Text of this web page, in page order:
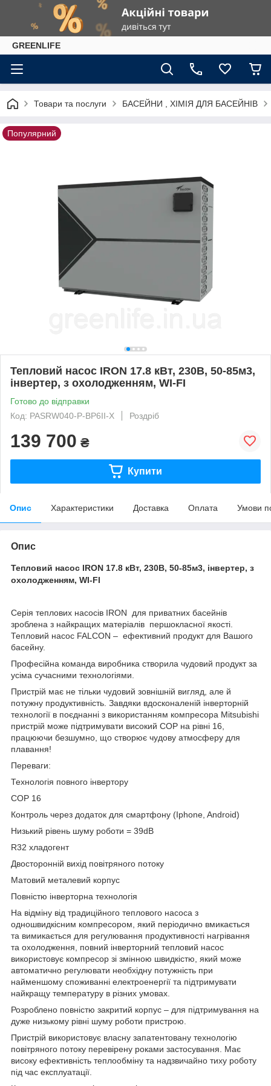
GREENLIFE
Товари та послуги БАСЕЙНИ , ХІМІЯ ДЛЯ БАСЕЙНІВ
Популярний
Тепловий насос IRON 17.8 кВт, 230В, 50-85м3,
інвертер, з охолодженням, WI-FI
Готово до відправки
Код: PASRW040-P-BP6II-X
Роздріб
139 700 ₴
Купити
Опис Характеристики Доставка Оплата Умови
Опис
Тепловий насос IRON 17.8 кВт, 230В, 50-85м3, інвертер, з
охолодженням, WI-FI
Серія теплових насосів IRON для приватних басейнів
зроблена з найкращих матеріалів першокласної якості.
Тепловий насос FALCON – ефективний продукт для Вашого
басейну.
Професійна команда виробника створила чудовий продукт за
усіма сучасними технологіями.
Пристрій має не тільки чудовий зовнішній вигляд, але й
потужну продуктивність. Завдяки вдосконаленій інверторній
технології в поєднанні з використанням компресора Mitsubishi
пристрій може підтримувати високий COP на рівні 16,
працюючи безшумно, що створює чудову атмосферу для
плавання!
Переваги:
Технологія повного інвертору
COP 16
Контроль через додаток для смартфону (Iphone, Android)
Низький рівень шуму роботи = 39dB
R32 хладогент
Двосторонній вихід повітряного потоку
Матовий металевий корпус
Повністю інверторна технологія
На відміну від традиційного теплового насоса з
одношвидкісним компресором, який періодично вмикається
та вимикається для регулювання продуктивності нагрівання
та охолодження, повний інверторний тепловий насос
використовує компресор зі змінною швидкістю, який може
автоматично регулювати необхідну потужність при
найменшому споживанні електроенергії та підтримувати
найкращу температуру в різних умовах.
Розроблено повністю закритий корпус – для підтримування на
дуже низькому рівні шуму роботи пристрою.
Пристрій використовує власну запатентовану технологію
повітряного потоку перевірену роками застосування. Має
високу ефективність теплообміну та надзвичайно тиху роботу
під час експлуатації.